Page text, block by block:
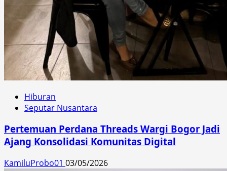
Hiburan
Seputar Nusantara
Pertemuan Perdana Threads Wargi Bogor Jadi
Ajang Konsolidasi Komunitas Digital
KamiluProbo01 03/05/2026